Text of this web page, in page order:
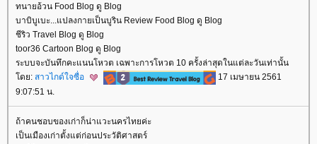
ทนายอ้วน Food Blog ดู Blog
บาบิบูเบะ...แปลงกายเป็นบูริน Review Food Blog ดู Blog
ชีริว Travel Blog ดู Blog
toor36 Cartoon Blog ดู Blog
ระบบจะบันทึกคะแนนโหวต เฉพาะการโหวต 10 ครั้งล่าสุดในแต่ละวันเท่านั้น
ดย: สาวไกด์ใจซื่อ
17 เมษายน 2561
9:07:51 น.
ถ้าคนชอบของเก่าก็น่าแวะนครไทยค่ะ
เป็นเมืองเก่าตั้งแต่ก่อนประวัติศาสตร์